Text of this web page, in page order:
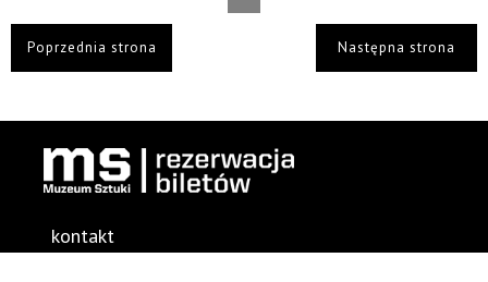
Poprzednia strona Następna strona
kontakt